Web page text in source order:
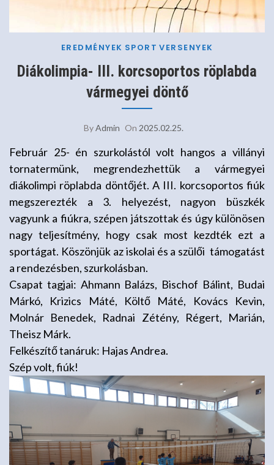
EREDMÉNYEK SPORT VERSENYEK
Diákolimpia- III. korcsoportos röplabda
vármegyei döntő
ByAdmin On 2025.02.25.
Február 25- én szurkolástól volt hangos a villányi
tornatermünk, megrendezhettük a vármegyei
diákolimpi röplabda döntőjét. A III. korcsoportos fiúk
megszerezték a 3. helyezést, nagyon büszkék
vagyunk a fiúkra, szépen játszottak és úgy különösen
nagy teljesítmény, hogy csak most kezdték ezt a
sportágat. Köszönjük az iskolai és a szülői támogatást
a rendezésben, szurkolásban.
Csapat tagjai: Ahmann Balázs, Bischof Bálint, Budai
Márkó, Krizics Máté, Költő Máté, Kovács Kevin,
Molnár Benedek, Radnai Zétény, Régert, Marián,
Theisz Márk.
Felkészítő tanáruk: Hajas Andrea.
Szép volt, fiúk!